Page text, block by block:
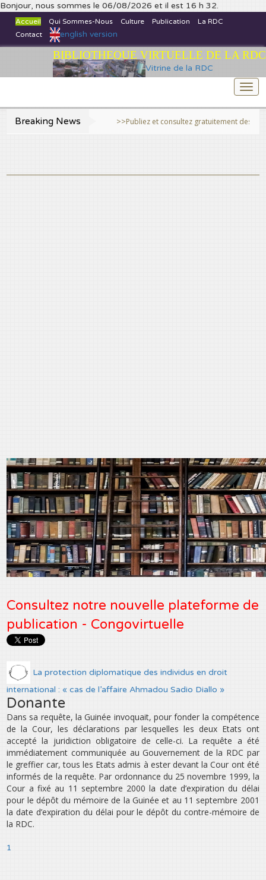
Bonjour, nous sommes le 06/08/2026 et il est 16 h 32.
Accueil Qui Sommes-Nous Culture Publication
La RDC
Contact
english version
Vitrine de la RDC
BIBLIOTHEQUE VIRTUELLE DE LA RDC
Breaking News >>Publiez et consultez gratuitement des
Consultez notre nouvelle plateforme de
publication - Congovirtuelle
La protection diplomatique des individus en droit
international : « cas de l’affaire Ahmadou Sadio Diallo »
Donante
Dans sa requête, la Guinée invoquait, pour fonder la compétence
de la Cour, les déclarations par lesquelles les deux Etats ont
accepté la juridiction obligatoire de celle-ci. La requête a été
immédiatement communiquée au Gouvernement de la RDC par
le greffier car, tous les Etats admis à ester devant la Cour ont été
informés de la requête. Par ordonnance du 25 novembre 1999, la
Cour a fixé au 11 septembre 2000 la date d’expiration du délai
pour le dépôt du mémoire de la Guinée et au 11 septembre 2001
la date d’expiration du délai pour le dépôt du contre-mémoire de
la RDC.
1